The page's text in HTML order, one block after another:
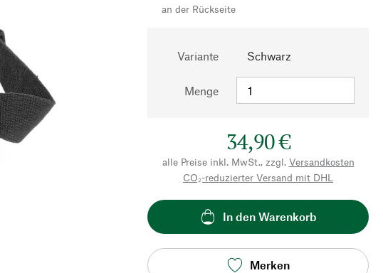
an der Rückseite
Variante Schwarz
Menge
34,90 €
alle Preise inkl. MwSt., zzgl. Versandkosten
CO₂-reduzierter Versand mit DHL
In den Warenkorb
Merken